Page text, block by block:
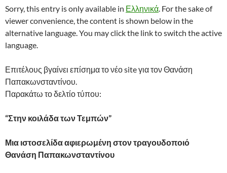
Sorry, this entry is only available in Ελληνικά. For the sake of
viewer convenience, the content is shown below in the
alternative language. You may click the link to switch the active
language.
Επιτέλους βγαίνει επίσημα το νέο site για τον Θανάση
Παπακωνσταντίνου.
Παρακάτω το δελτίο τύπου:
“Στην κοιλάδα των Τεμπών”
Μια ιστοσελίδα αφιερωμένη στον τραγουδοποιό
Θανάση Παπακωνσταντίνου